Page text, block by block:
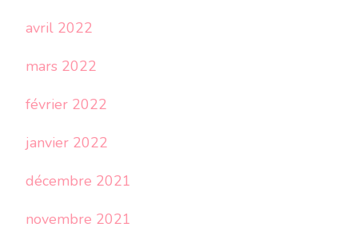
avril 2022
mars 2022
février 2022
janvier 2022
décembre 2021
novembre 2021